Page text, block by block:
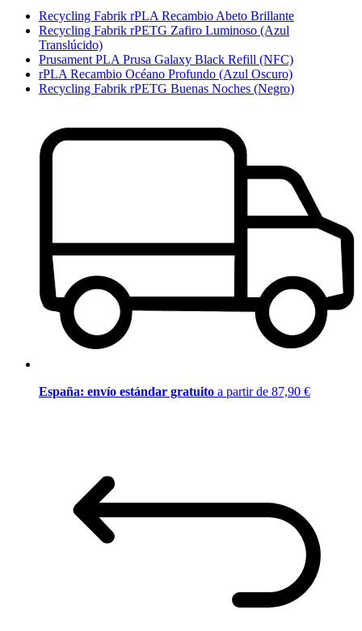
Recycling Fabrik rPLA Recambio Abeto Brillante
Recycling Fabrik rPETG Zafiro Luminoso (Azul
Translúcido)
Prusament PLA Prusa Galaxy Black Refill (NFC)
rPLA Recambio Océano Profundo (Azul Oscuro)
Recycling Fabrik rPETG Buenas Noches (Negro)
España: envío estándar gratuito a partir de 87,90 €